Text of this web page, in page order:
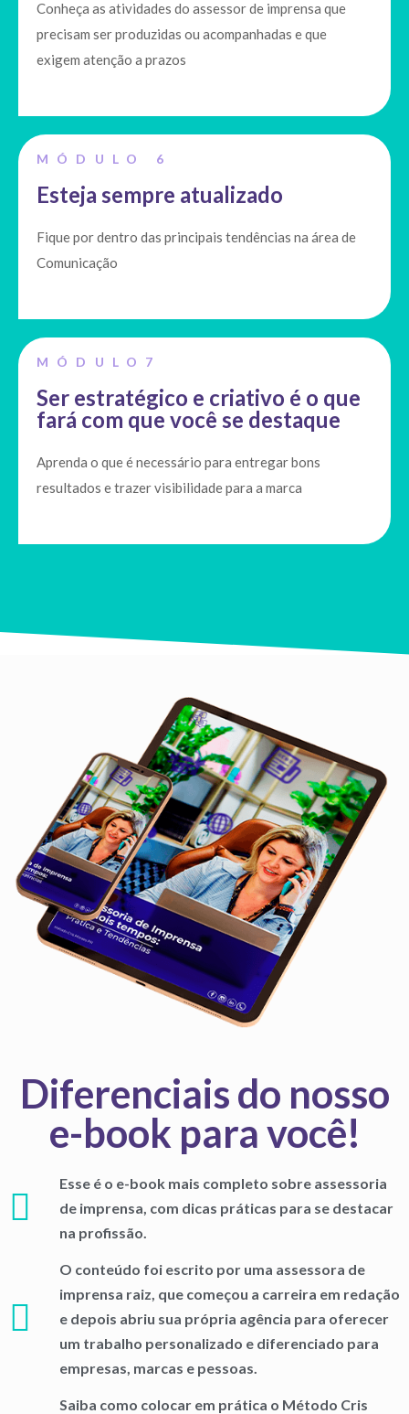
Conheça as atividades do assessor de imprensa que
precisam ser produzidas ou acompanhadas e que
exigem atenção a prazos
MÓDULO 6
Esteja sempre atualizado
Fique por dentro das principais tendências na área de
Comunicação
MÓDULO7
Ser estratégico e criativo é o que
fará com que você se destaque
Aprenda o que é necessário para entregar bons
resultados e trazer visibilidade para a marca
Diferenciais do nosso
e-book para você!
Esse é o e-book mais completo sobre assessoria
de imprensa, com dicas práticas para se destacar
na profissão.
O conteúdo foi escrito por uma assessora de
imprensa raiz, que começou a carreira em redação
e depois abriu sua própria agência para oferecer
um trabalho personalizado e diferenciado para
empresas, marcas e pessoas.
Saiba como colocar em prática o Método Cris